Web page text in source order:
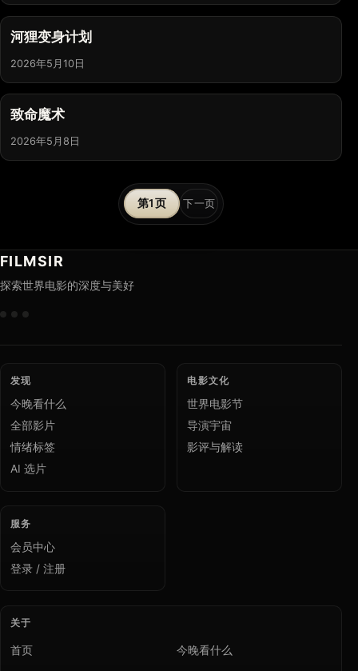
河狸变身计划
2026年5月10日
致命魔术
2026年5月8日
文
章
1 下一页
FILMSIR
探索世界电影的深度与美好
发现
今晚看什么
全部影片
情绪标签
AI 选片
电影文化
世界电影节
导演宇宙
影评与解读
服务
会员中心
登录 / 注册
关于
首页 今晚看什么